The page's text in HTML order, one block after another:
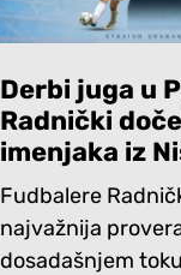
Derbi juga u
Radnički
imenjaka iz
Fudbalere
najvažnija
dosadašnjem